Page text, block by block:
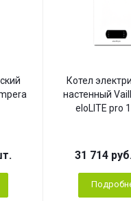
Котел
настенный
eloLITE pro
31 714